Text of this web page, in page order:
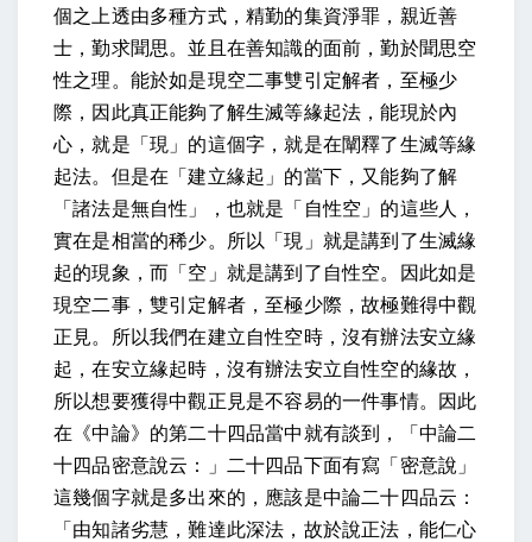
個之上透由多種方式，精勤的集資淨罪，親近善
士，勤求聞思。並且在善知識的面前，勤於聞思空
性之理。能於如是現空二事雙引定解者，至極少
際，因此真正能夠了解生滅等緣起法，能現於內
心，就是「現」的這個字，就是在闡釋了生滅等緣
起法。但是在「建立緣起」的當下，又能夠了解
「諸法是無自性」，也就是「自性空」的這些人，
實在是相當的稀少。所以「現」就是講到了生滅緣
起的現象，而「空」就是講到了自性空。因此如是
現空二事，雙引定解者，至極少際，故極難得中觀
正見。所以我們在建立自性空時，沒有辦法安立緣
起，在安立緣起時，沒有辦法安立自性空的緣故，
所以想要獲得中觀正見是不容易的一件事情。因此
在《中論》的第二十四品當中就有談到，「中論二
十四品密意說云：」二十四品下面有寫「密意說」
這幾個字就是多出來的，應該是中論二十四品云：
「由知諸劣慧，難達此深法，故於說正法，能仁心